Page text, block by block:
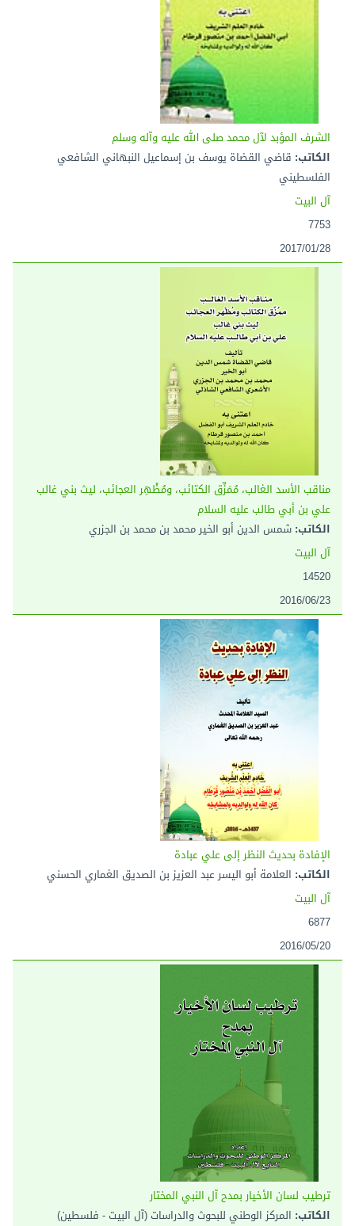
الشرف المؤبد لآل محمد صلى الله عليه وآله وسلم
الكاتب: قاضي القضاة يوسف بن إسماعيل النبهاني الشافعي
الفلسطيني
آل البيت
7753
2017/01/28
مناقب الأسد الغالب، مُمَزِّق الكتائب، ومُظْهِر العجائب، ليث بني غالب
علي بن أبي طالب عليه السلام
الكاتب: شمس الدين أبو الخير محمد بن محمد بن الجزري
آل البيت
14520
2016/06/23
الإفادة بحديث النظر إلى علي عبادة
الكاتب: العلامة أبو اليسر عبد العزيز بن الصديق الغماري الحسني
آل البيت
6877
2016/05/20
ترطيب لسان الأخيار بمدح آل النبي المختار
الكاتب: المركز الوطني للبحوث والدراسات (آل البيت - فلسطين)